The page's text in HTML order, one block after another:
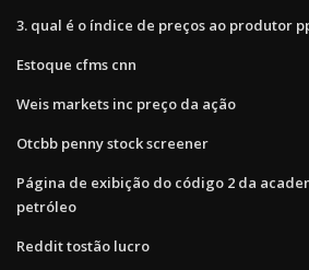
3. qual é o índice de preços ao produtor
Estoque cfms cnn
Weis markets inc preço da ação
Otcbb penny stock screener
Página de exibição do código 2 da
petróleo
Reddit tostão lucro